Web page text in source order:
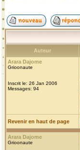
Auteur
Arara Dajome
Grioonaute
Inscrit le: 26 Jan 2006
Messages: 94
Revenir en haut de page
Arara Dajome
Grioonaute